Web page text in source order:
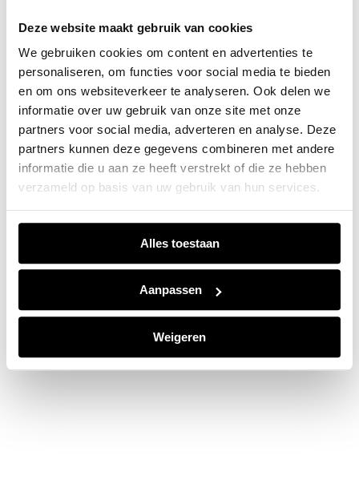
Deze website maakt gebruik van cookies
We gebruiken cookies om content en advertenties te
personaliseren, om functies voor social media te bieden
en om ons websiteverkeer te analyseren. Ook delen we
informatie over uw gebruik van onze site met onze
partners voor social media, adverteren en analyse. Deze
partners kunnen deze gegevens combineren met andere
informatie die u aan ze heeft verstrekt of die ze hebben
verzameld op basis van uw gebruik van hun services.
Alles toestaan
Aanpassen
Weigeren
Application error: a client-side exception has occurred while
loadingwww.jvk.nl(see the browser consolefor more
information).